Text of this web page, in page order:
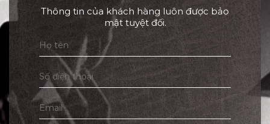
Thông tin của khách hàng luôn được bảo
mật tuyệt đối.